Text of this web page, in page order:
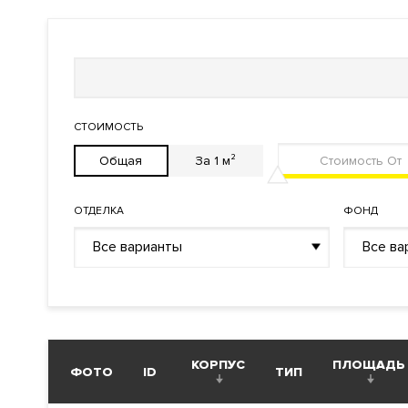
Лифты
Описание
ЖК One (Уан)
уровня - круглосуточная служба комфорта.
СТОИМОСТЬ
Общая За 1 м²
ОТДЕЛКА
Все варианты
ФОНД
Все
ФОТО ID КОРПУС ТИП ПЛОЩАДЬ